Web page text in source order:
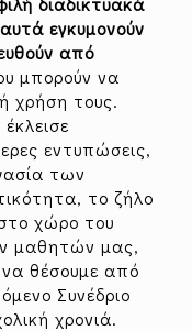
εγκυμονούν
από
μπορούν να
χρήση τους.
εντυπώσεις,
των
το ζήλο
χώρο του
μαθητών μας,
θέσουμε από
Συνέδριο
χρονιά.